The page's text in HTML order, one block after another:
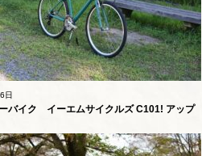
日
バイク イーエムサイクルズ C101! アップ